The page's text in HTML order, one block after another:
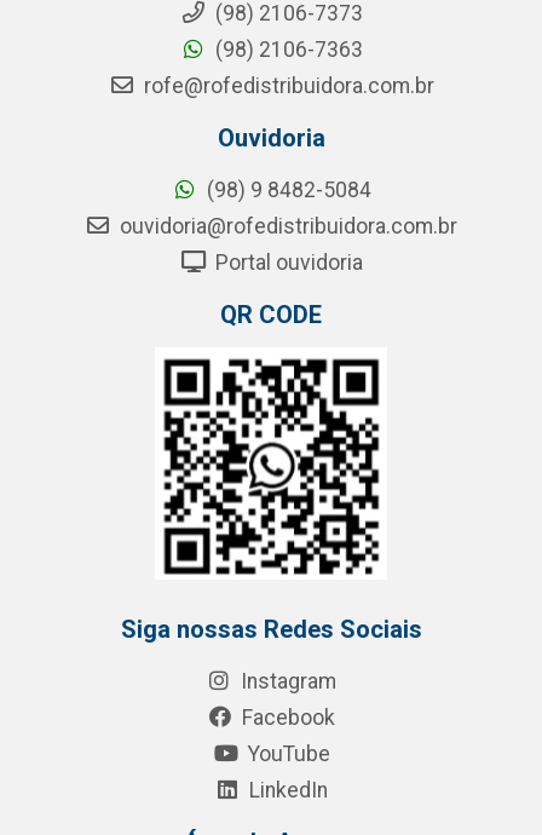
(98) 2106-7373
(98) 2106-7363
rofe@rofedistribuidora.com.br
Ouvidoria
(98) 9 8482-5084
ouvidoria@rofedistribuidora.com.br
Portal ouvidoria
QR CODE
Siga nossas Redes Sociais
Instagram
Facebook
YouTube
LinkedIn